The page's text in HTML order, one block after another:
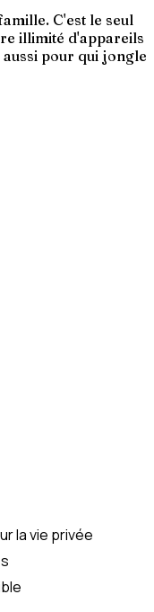
C'est le seul
illimité d'appareils
pour qui jongle
la vie privée